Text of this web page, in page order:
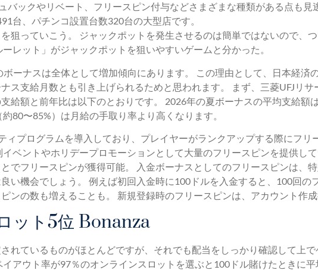
ックやリベート、フリースピン付与などさまざまな種類がある点も見
台、パチンコ設置台数320台の大型店です。
狙っていこう。 ジャックポットを発生させるのは簡単ではないので、
レット」がジャックポットを狙いやすいゲームと分かった。
ーナスは全体として増加傾向にあります。 この理由として、日本経済
ス支給月数とも引き上げられるためと思われます。 まず、三菱UFJリ
給額と前年比は以下のとおりです。 2026年の夏ボーナスの平均支給額
80〜85%）は月給の手取り率より高くなります。
プログラムを導入しており、プレイヤーがランクアップする際にフリ
ベントやホリデープロモーションとして大量のフリースピンを提供し
でフリースピンが獲得可能。 入金ボーナスとしてのフリースピンは、
い機会でしょう。 例えば初回入金時に100ドルを入金すると、100回の
ンの数も増えることも。 新規登録時のフリースピンは、アカウント作成
ット5位 Bonanza
れているものがほとんどですが、それでも配当をしっかり確認して上で
アウト率が97％のオンラインスロットを選ぶと100ドル賭けたときに